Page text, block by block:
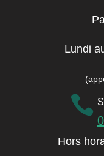
Lundi

Hors